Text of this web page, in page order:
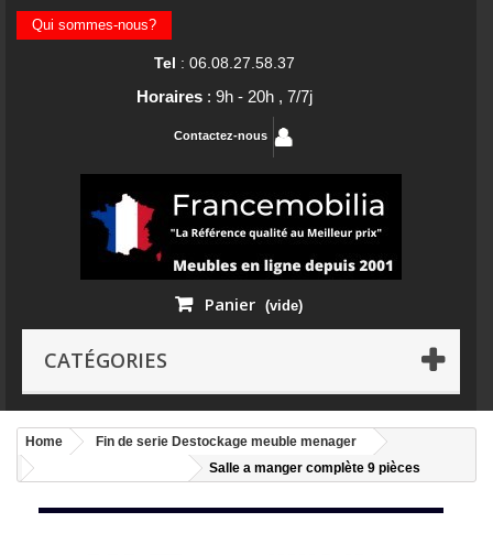
Qui sommes-nous?
Tel : 06.08.27.58.37
Horaires : 9h - 20h , 7/7j
Contactez-nous
Panier (vide)
CATÉGORIES
Home
Fin de serie Destockage meuble menager
Salle a manger complète 9 pièces